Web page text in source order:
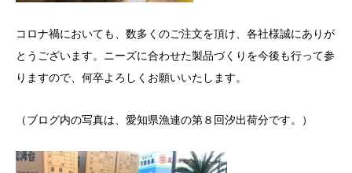
コロナ禍においても、数多くのご注文を頂け、各社様誠にありが
とうございます。ニーズに合わせた製品づくりを今後も行って参
りますので、何卒よろしくお願いいたします。
（ブログ内の写真は、愛知県漁連の第８回汐出荷分です。）